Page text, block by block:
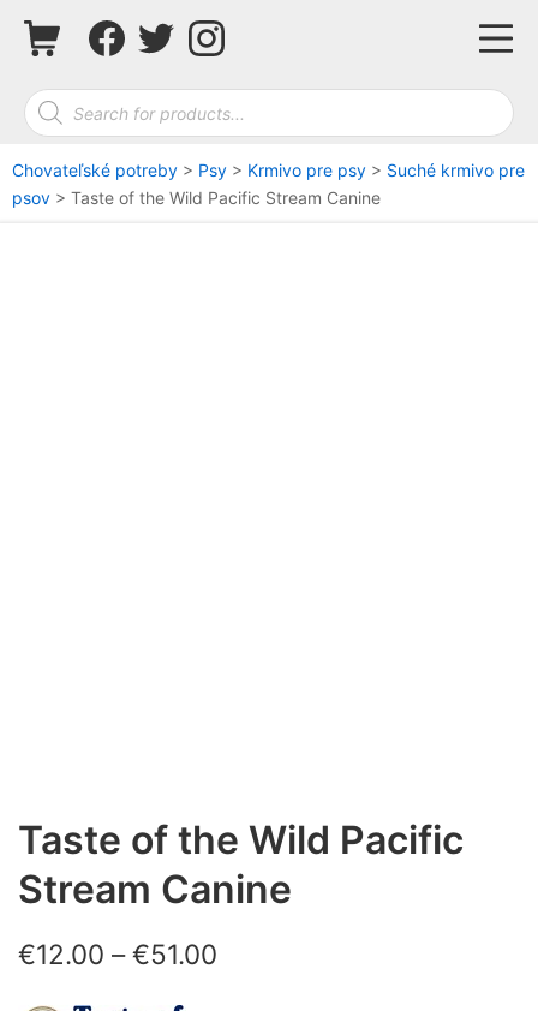
Shopping CartFacebook
TwitterInstagram
Products search
Chovateľské potreby > Psy > Krmivo pre psy > Suché krmivo pre
psov > Taste of the Wild Pacific Stream Canine
Taste of the Wild Pacific
Stream Canine
€12.00 – €51.00